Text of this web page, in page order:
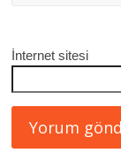
İnternet sitesi